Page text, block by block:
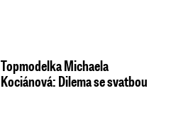
Topmodelka Michaela
Kociánová: Dilema se svatbou